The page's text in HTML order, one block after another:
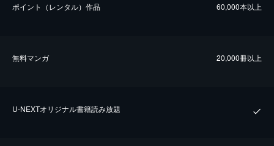
ポイント（レンタル）作品 60,000本以上
無料マンガ 20,000冊以上
U-NEXTオリジナル書籍読み放題